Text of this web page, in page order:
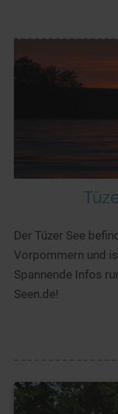
Der Tüzer See
Vorpommern und
Spannende Infos
Seen.de!